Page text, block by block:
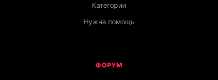
Категории
Нужна помощь
ФОРУМ